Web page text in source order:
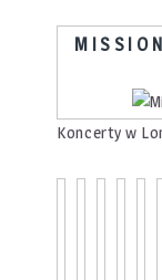
Koncerty w